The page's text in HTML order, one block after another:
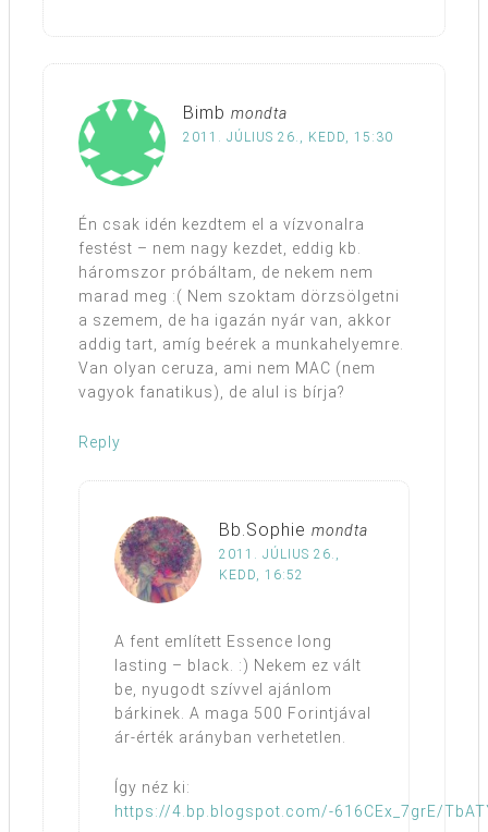
Bimb mondta
2011. JÚLIUS 26., KEDD, 15:30
Én csak idén kezdtem el a vízvonalra
festést – nem nagy kezdet, eddig kb.
háromszor próbáltam, de nekem nem
marad meg :( Nem szoktam dörzsölgetni
a szemem, de ha igazán nyár van, akkor
addig tart, amíg beérek a munkahelyemre.
Van olyan ceruza, ami nem MAC (nem
vagyok fanatikus), de alul is bírja?
Reply
Bb.Sophie mondta
2011. JÚLIUS 26.,
KEDD, 16:52
A fent említett Essence long
lasting – black. :) Nekem ez vált
be, nyugodt szívvel ajánlom
bárkinek. A maga 500 Forintjával
ár-érték arányban verhetetlen.
Így néz ki:
https://4.bp.blogspot.com/-616CEx_7grE/